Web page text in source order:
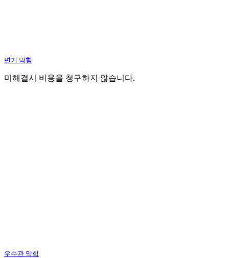
변기 막힘
미해결시 비용을 청구하지 않습니다.
우수관 막힘